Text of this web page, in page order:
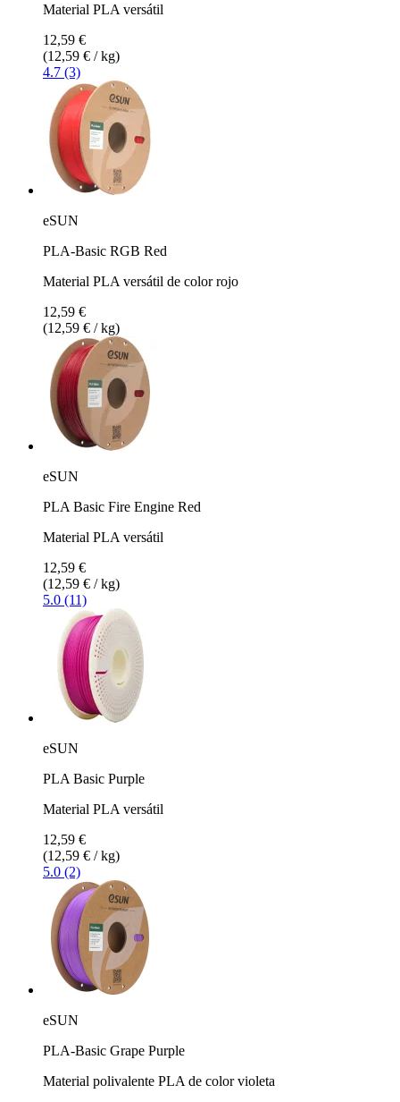
Material PLA versátil
12,59 €
(12,59 € / kg)
4.7 (3)
eSUN
PLA-Basic RGB Red
Material PLA versátil de color rojo
12,59 €
(12,59 € / kg)
eSUN
PLA Basic Fire Engine Red
Material PLA versátil
12,59 €
(12,59 € / kg)
5.0 (11)
eSUN
PLA Basic Purple
Material PLA versátil
12,59 €
(12,59 € / kg)
5.0 (2)
eSUN
PLA-Basic Grape Purple
Material polivalente PLA de color violeta